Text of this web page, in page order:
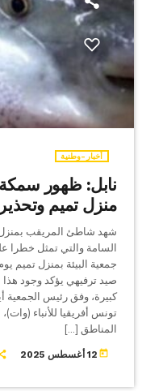
أخبار-وطنية
نابل: ظهور
منزل تميم
شهد شاطئ المريقب بمنزل
السامة والتي تمثل خطرا
صيد ترفيهي يؤكد وجود
كبيرة، وفق رئيس الجمعية
تونس أفريقيا للأنباء
المناطق […]
today 12 أغسطس 2025